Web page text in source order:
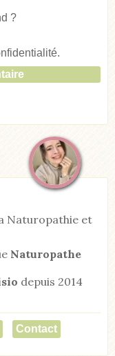
?
.
Naturopathie et
Naturopathe
depuis 2014
Contact